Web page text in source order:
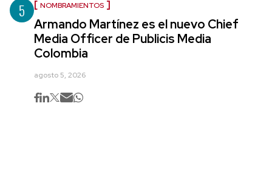
5 NOMBRAMIENTOS
Armando Martínez es el nuevo Chief
Media Officer de Publicis Media
Colombia
agosto 5, 2026